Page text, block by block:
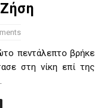
πεντάλεπτο βρήκε
στη νίκη επί της